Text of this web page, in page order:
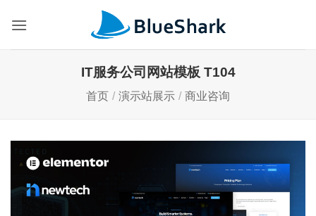
IT服务公司网站模板 T104
首页 / 演示站展示 / 商业咨询